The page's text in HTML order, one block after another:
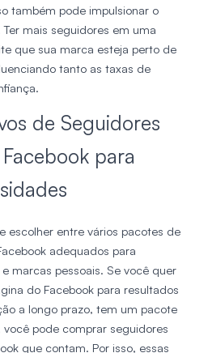
também pode impulsionar o
mais seguidores em uma
que sua marca esteja perto de
tanto as taxas de
de Seguidores
para
escolher entre vários pacotes de
adequados para
marcas pessoais. Se você quer
do Facebook para resultados
a longo prazo, tem um pacote
você pode comprar seguidores
que contam. Por isso, essas